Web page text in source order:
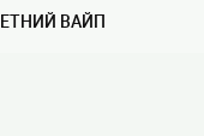
ВАЙП